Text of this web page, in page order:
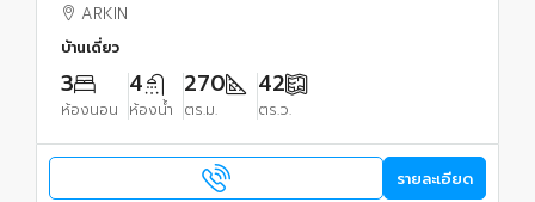
ARKIN
บ้านเดี่ยว
3
ห้องนอน
4
ห้องน้ำ
270
ตร.ม.
42
ตร.ว.
รายละเอียด